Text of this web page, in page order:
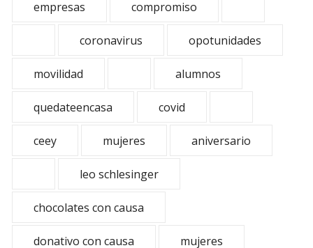
empresas compromiso
coronavirus opotunidades
movilidad alumnos
quedateencasa covid
ceey mujeres aniversario
leo schlesinger
chocolates con causa
donativo con causa mujeres